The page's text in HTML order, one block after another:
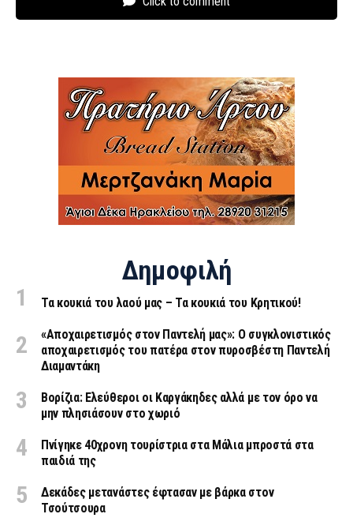
Δημοφιλή
Τα κουκιά του λαού μας – Τα κουκιά του Κρητικού!
«Aποχαιρετισμός στον Παντελή μας»: Ο συγκλονιστικός
αποχαιρετισμός του πατέρα στον πυροσβέστη Παντελή
Διαμαντάκη
Βορίζια: Ελεύθεροι οι Καργάκηδες αλλά με τον όρο να
μην πλησιάσουν στο χωριό
Πνίγηκε 40χρονη τουρίστρια στα Μάλια μπροστά στα
παιδιά της
Δεκάδες μετανάστες έφτασαν με βάρκα στον
Τσούτσουρα